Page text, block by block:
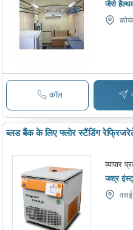
जैसे
कॉल
ब्लड बैंक के लिए फ्लोर स्टैंडिंग
व्यापार
जश्र
वसई